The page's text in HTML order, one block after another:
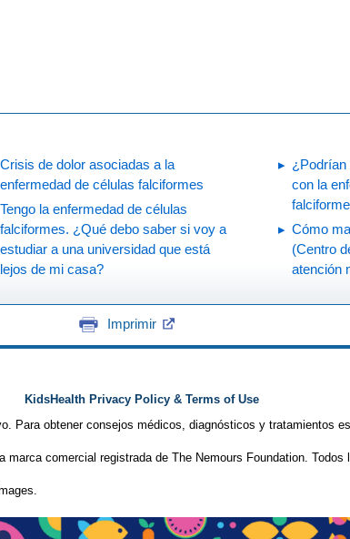
Crisis de dolor asociadas a la
enfermedad de células falciformes
Tengo la enfermedad de células
falciformes. ¿Qué debo saber si voy a
estudiar a una universidad que está
lejos de mi casa?
¿Podrían
con la
Cómo
(Centro
atención
Imprimir
KidsHealth Privacy Policy & Terms of Use
Para obtener consejos médicos, diagnósticos y tratamientos
comercial registrada de The Nemours Foundation. Todos